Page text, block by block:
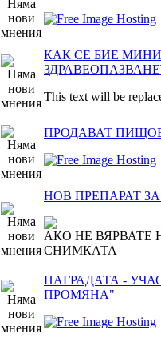
КАК СЕ БИЕ
This text will be
ПРОДАВАТ
НОВ ПРЕПАРАТ
АКО НЕ ВЯРВАТЕ
СНИМКАТА
НАГРАДАТА -
ПРОМЯНА"